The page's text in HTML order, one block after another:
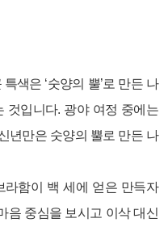
색은 ‘숫양의 뿔’로 만든 나
것입니다. 광야 여정 중에는
년만은 숫양의 뿔로 만든 나
라함이 백 세에 얻은 만득자
음 중심을 보시고 이삭 대신